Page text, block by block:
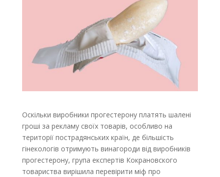
Оскільки виробники прогестерону платять шалені
гроші за рекламу своїх товарів, особливо на
території пострадянських країн, де більшість
гінекологів отримують винагороди від виробників
прогестерону, група експертів Кокрановского
товариства вирішила перевірити міф про